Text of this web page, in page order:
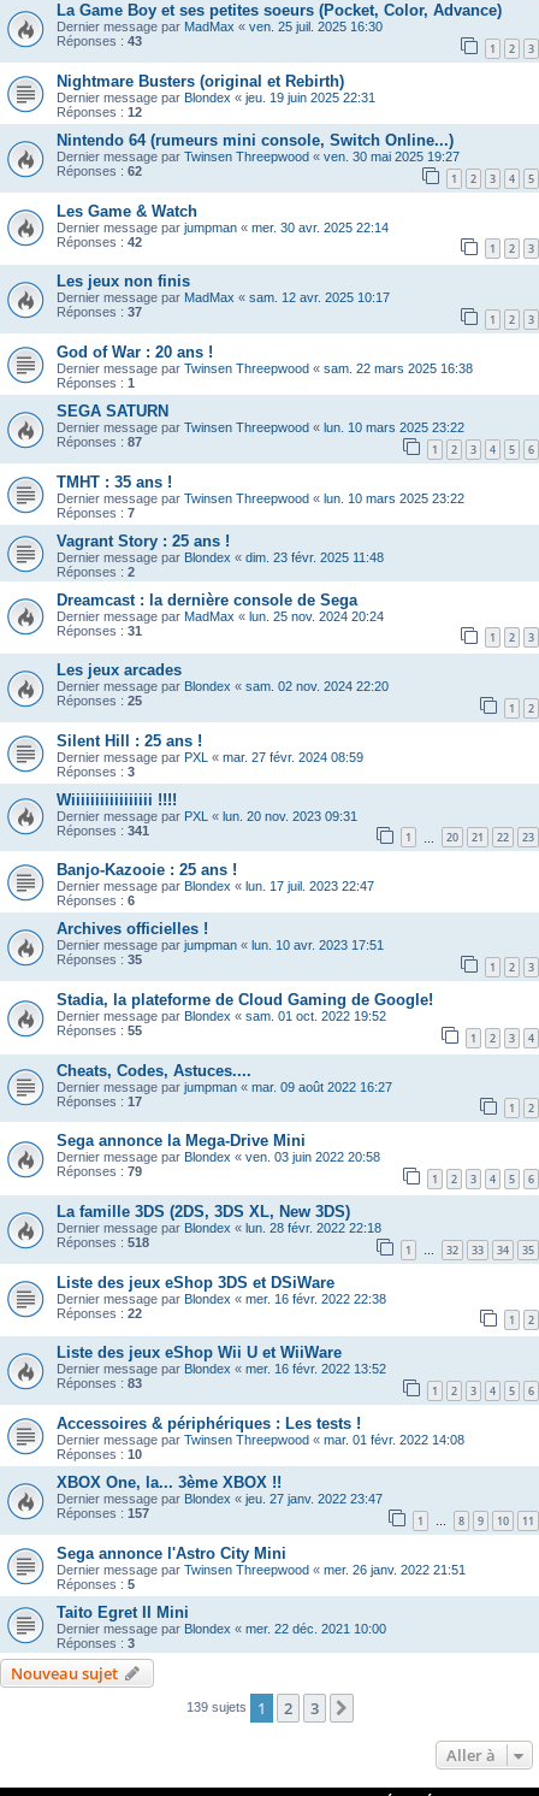
La Game Boy et ses petites soeurs (Pocket, Color, Advance)
Dernier message par MadMax « ven. 25 juil. 2025 16:30
Réponses : 43 1 2 3
Nightmare Busters (original et Rebirth)
Dernier message par Blondex « jeu. 19 juin 2025 22:31
Réponses : 12
Nintendo 64 (rumeurs mini console, Switch Online...)
Dernier message par Twinsen Threepwood « ven. 30 mai 2025 19:27
Réponses : 62 1 2 3 4 5
Les Game & Watch
Dernier message par jumpman « mer. 30 avr. 2025 22:14
Réponses : 42 1 2 3
Les jeux non finis
Dernier message par MadMax « sam. 12 avr. 2025 10:17
Réponses : 37 1 2 3
God of War : 20 ans !
Dernier message par Twinsen Threepwood « sam. 22 mars 2025 16:38
Réponses : 1
SEGA SATURN
Dernier message par Twinsen Threepwood « lun. 10 mars 2025 23:22
Réponses : 87 1 2 3 4 5 6
TMHT : 35 ans !
Dernier message par Twinsen Threepwood « lun. 10 mars 2025 23:22
Réponses : 7
Vagrant Story : 25 ans !
Dernier message par Blondex « dim. 23 févr. 2025 11:48
Réponses : 2
Dreamcast : la dernière console de Sega
Dernier message par MadMax « lun. 25 nov. 2024 20:24
Réponses : 31 1 2 3
Les jeux arcades
Dernier message par Blondex « sam. 02 nov. 2024 22:20
Réponses : 25 1 2
Silent Hill : 25 ans !
Dernier message par PXL « mar. 27 févr. 2024 08:59
Réponses : 3
Wiiiiiiiiiiiiiiiii !!!!
Dernier message par PXL « lun. 20 nov. 2023 09:31
Réponses : 341 1 20 21 22 23
Banjo-Kazooie : 25 ans !
Dernier message par Blondex « lun. 17 juil. 2023 22:47
Réponses : 6
Archives officielles !
Dernier message par jumpman « lun. 10 avr. 2023 17:51
Réponses : 35 1 2 3
Stadia, la plateforme de Cloud Gaming de Google!
Dernier message par Blondex « sam. 01 oct. 2022 19:52
Réponses : 55 1 2 3 4
Cheats, Codes, Astuces....
Dernier message par jumpman « mar. 09 août 2022 16:27
Réponses : 17 1 2
Sega annonce la Mega-Drive Mini
Dernier message par Blondex « ven. 03 juin 2022 20:58
Réponses : 79 1 2 3 4 5 6
La famille 3DS (2DS, 3DS XL, New 3DS)
Dernier message par Blondex « lun. 28 févr. 2022 22:18
Réponses : 518 1 … 32 33 34 35
Liste des jeux eShop 3DS et DSiWare
Dernier message par Blondex « mer. 16 févr. 2022 22:38
Réponses : 22 1 2
Liste des jeux eShop Wii U et WiiWare
Dernier message par Blondex « mer. 16 févr. 2022 13:52
Réponses : 83 1 2 3 4 5 6
Accessoires & périphériques : Les tests !
Dernier message par Twinsen Threepwood « mar. 01 févr. 2022 14:08
Réponses : 10
XBOX One, la... 3ème XBOX !!
Dernier message par Blondex « jeu. 27 janv. 2022 23:47
Réponses : 157 1 … 8 9 10 11
Sega annonce l'Astro City Mini
Dernier message par Twinsen Threepwood « mer. 26 janv. 2022 21:51
Réponses : 5
Taito Egret II Mini
Dernier message par Blondex « mer. 22 déc. 2021 10:00
Réponses : 3
Nouveau sujet
139 sujets 1 2 3
Aller à